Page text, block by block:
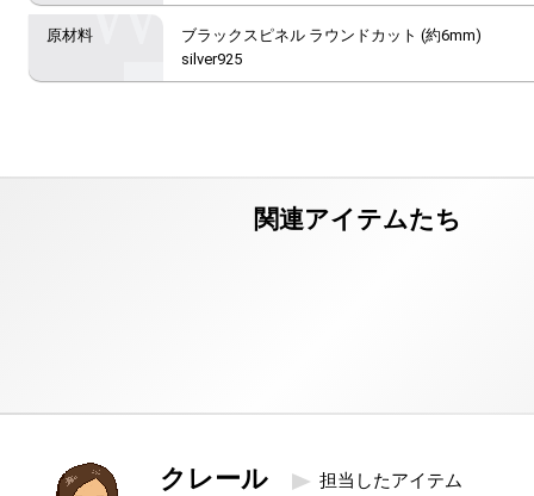
ブラックスピネル ラウンドカット (約6mm)
silver925
クレール 担当したアイテム